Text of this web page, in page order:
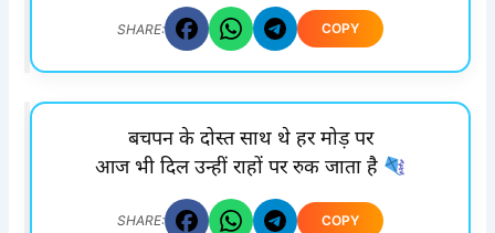
SHARE: COPY
बचपन के दोस्त साथ थे हर मोड़ पर
आज भी दिल उन्हीं राहों पर रुक जाता है
SHARE: COPY